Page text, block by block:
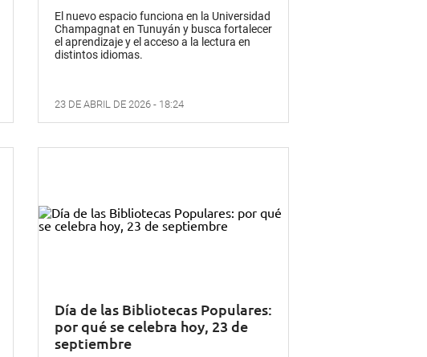
El nuevo espacio funciona en la Universidad
Champagnat en Tunuyán y busca fortalecer
el aprendizaje y el acceso a la lectura en
distintos idiomas.
23 DE ABRIL DE 2026 - 18:24
Día de las Bibliotecas Populares:
por qué se celebra hoy, 23 de
septiembre